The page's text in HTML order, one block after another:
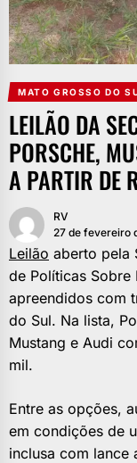
MATO GROSSO DO
LEILÃO DA
PORSCHE,
A PARTIR DE
RV
27 de fevereiro
Leilão aberto pela
de Políticas
apreendidos com
do Sul. Na lista,
Mustang e Audi
mil.
Entre as opções,
em condições de
inclusa com lance